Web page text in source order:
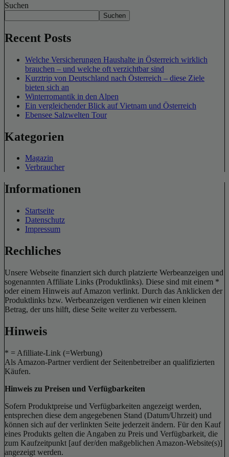
Suchen
Suchen
Recent Posts
Welche Versicherungen Haushalte in Österreich wirklich
brauchen – und welche oft verzichtbar sind
Kurztrip von Deutschland nach Österreich – diese Ziele
bieten sich an
Winterromantik in den Alpen
Ein vergleichender Blick auf Vietnam und Österreich
Ebensee Salzwelten Tour
Kategorien
Magazin
Verbraucher
Informationen
Startseite
Datenschutz
Impressum
Rechliches
Unsere Webseite finanziert sich durch platzierte Werbeanzeigen und
sogenannten Affiliate Links (Produktlinks). Diese sind mit einem *
oder einem Hinweis auf Amazon verlinkt. Durch das Anklicken der
Produktlinks bzw. Werbeanzeigen verdienen wir einen kleinen
Betrag, der uns hilft, diese Seite weiter zu verbessern.
Hinweis
* = Afilliate-Link (=Werbung)
Als Amazon-Partner verdient der Seitenbetreiber an qualifizierten
Käufen.
Hinweis zu Preisen und Verfügbarkeiten
Sofern Produktpreise und Verfügbarkeiten angezeigt werden,
entsprechen diese dem angegebenen Stand (Datum/Uhrzeit) und
können sich auf der verlinkten Seite jederzeit ändern. Für den Kauf
eines Produkts gelten die Angaben zu Preis und Verfügbarkeit, die
zum Kaufzeitpunkt [auf der/den maßgeblichen Amazon-Website(s)]
angezeigt werden.